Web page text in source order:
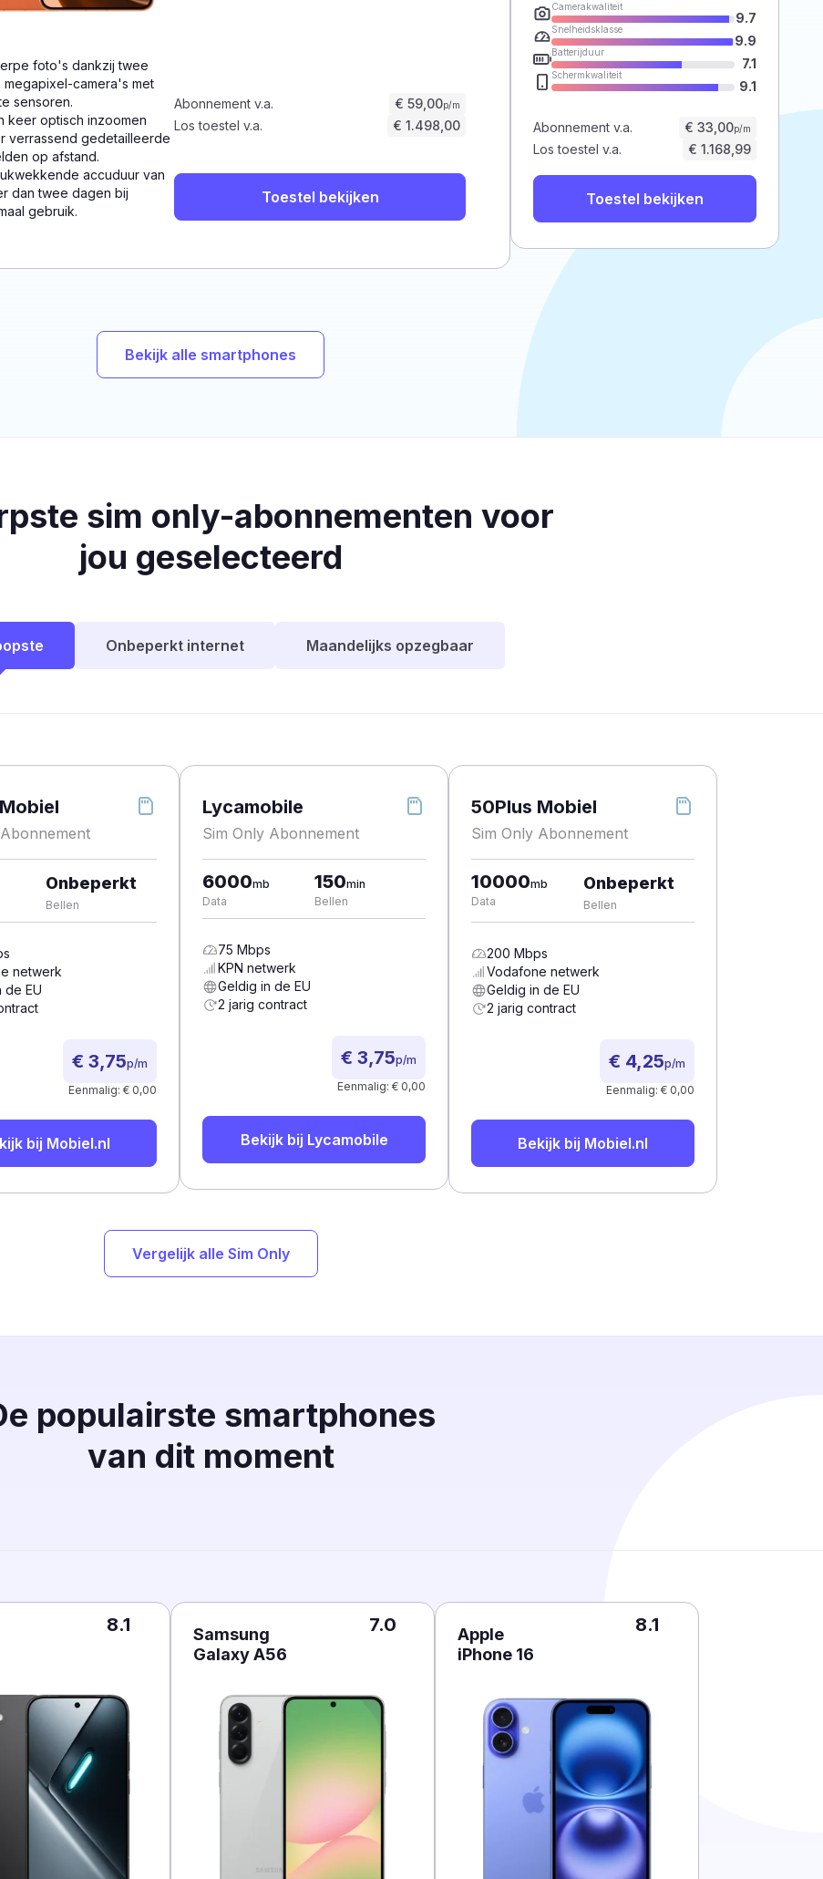
foto's dankzij twee
megapixel-camera's met
sensoren.
keer optisch inzoomen
verrassend gedetailleerde
op afstand.
accuduur van
dan twee dagen bij
gebruik.
Abonnement v.a. € 59,00p/m
Los toestel v.a. € 1.498,00
Toestel bekijken
Camerakwaliteit
9.7
Snelheidsklasse
9.9
Batterijduur
7.1
Schermkwaliteit
9.1
Abonnement v.a. € 33,00p/m
Los toestel v.a. € 1.168,99
Toestel bekijken
Bekijk alle smartphones
sim only-abonnementen voor
jou geselecteerd
Onbeperkt internet Maandelijks opzegbaar
Onbeperkt
Bellen
netwerk
de EU
€ 3,75p/m
Eenmalig: € 0,00
bij Mobiel.nl
Lycamobile
Sim Only Abonnement
6000mb
Data
150min
Bellen
75 Mbps
KPN netwerk
Geldig in de EU
2 jarig contract
€ 3,75p/m
Eenmalig: € 0,00
Bekijk bij Lycamobile
50Plus Mobiel
Sim Only Abonnement
10000mb
Data
Onbeperkt
Bellen
200 Mbps
Vodafone netwerk
Geldig in de EU
2 jarig contract
€ 4,25p/m
Eenmalig: € 0,00
Bekijk bij Mobiel.nl
Vergelijk alle Sim Only
populairste smartphones
van dit moment
8.1
Samsung
Galaxy A56
7.0
Apple
iPhone 16
8.1